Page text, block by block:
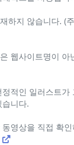
하지 않습니다. (
웹사이트명이 아
적인 일러스트가
니다.
영상을 직접 확